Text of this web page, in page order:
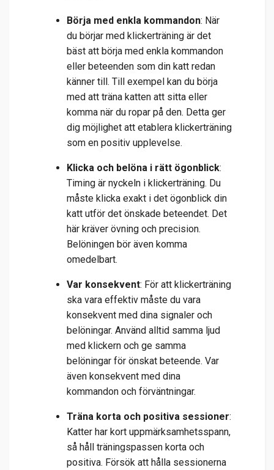
Börja med enkla kommandon: När
du börjar med klickerträning är det
bäst att börja med enkla kommandon
eller beteenden som din katt redan
känner till. Till exempel kan du börja
med att träna katten att sitta eller
komma när du ropar på den. Detta ger
dig möjlighet att etablera klickerträning
som en positiv upplevelse.
Klicka och belöna i rätt ögonblick:
Timing är nyckeln i klickerträning. Du
måste klicka exakt i det ögonblick din
katt utför det önskade beteendet. Det
här kräver övning och precision.
Belöningen bör även komma
omedelbart.
Var konsekvent: För att klickerträning
ska vara effektiv måste du vara
konsekvent med dina signaler och
belöningar. Använd alltid samma ljud
med klickern och ge samma
belöningar för önskat beteende. Var
även konsekvent med dina
kommandon och förväntningar.
Träna korta och positiva sessioner:
Katter har kort uppmärksamhetsspann,
så håll träningspassen korta och
positiva. Försök att hålla sessionerna